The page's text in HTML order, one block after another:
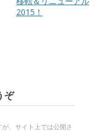
2015！
ぞ
、サイト上では公開さ